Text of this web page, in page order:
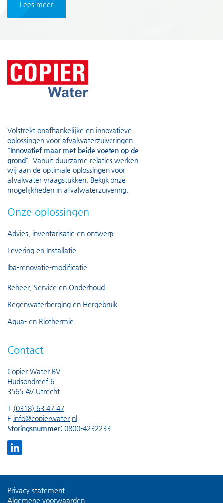
Lees meer
Volstrekt onafhankelijke en innovatieve
oplossingen voor afvalwaterzuiveringen.
"Innovatief maar met beide voeten op de
grond" Vanuit duurzame relaties werken
wij aan de optimale oplossingen voor
afvalwater vraagstukken. Bekijk onze
mogelijkheden in afvalwaterzuivering
Onze oplossingen
Advies, inventarisatie en ontwerp
Levering en Installatie
Iba-renovatie-modificatie
Beheer, Service en Onderhoud
Regenwaterberging en Hergebruik
Aqua- en Riothermie
Contact
Copier Water BV
Hudsondreef 6
3565 AV Utrecht
T (0318) 63 47 47
E info@copierwater.nl
Storingsnummer: 0800-4232233
Privacy statement
Algemene voorwaarden